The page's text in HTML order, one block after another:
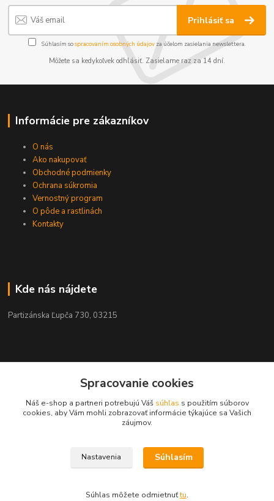
Prihlásiť sa
Súhlasím sospracovaním osobných údajov za účelom zasielania newslettera.
Môžete sa kedykoľvek odhlásiť. Zasielame raz za 14 dní.
Informácie pre zákazníkov
O nás
Ako nakupovať
Obchodné podmienky
Ochrana súkromia
Vernostný program
O pôde a rastlinách
Kontakty
Kde nás nájdete
Partizánska Ľupča 730, 03215
+421 911 909 012
Spracovanie cookies
Náš e-shop a partneri potrebujú Váš súhlas s použitím súborov
cookies, aby Vám mohli zobrazovať informácie týkajúce sa Vašich
záujmov.
Nastavenia Súhlasím
Súhlas môžete odmietnuťtu.